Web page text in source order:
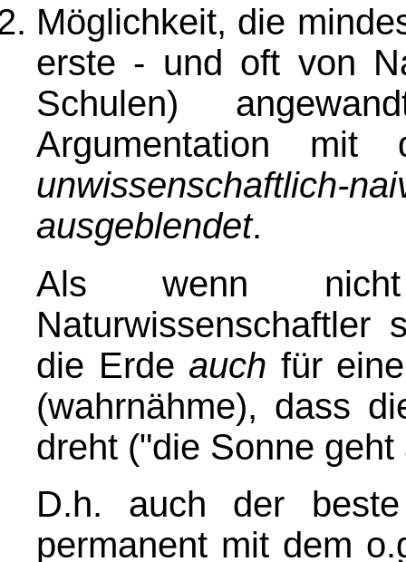
Möglichkeit, die
erste - und oft von
Schulen)
Argumentation
unwissenschaftlich-
ausgeblendet.
Als wenn
Naturwissenschaftler
die Erde auch für
(wahrnähme), dass
dreht ("die Sonne
D.h. auch der beste
permanent mit dem